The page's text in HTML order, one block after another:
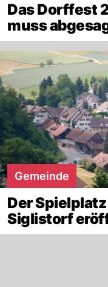
Das Dorffest
muss
Gemeinde
Der
Siglistorf